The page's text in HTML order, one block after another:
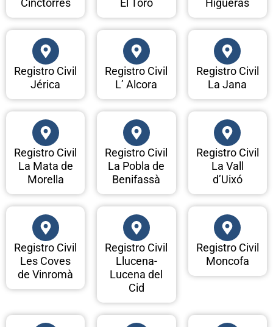
Cinctorres
El Toro
Higueras
Registro Civil
Jérica
Registro Civil
L’ Alcora
Registro Civil
La Jana
Registro Civil
La Mata de
Morella
Registro Civil
La Pobla de
Benifassà
Registro Civil
La Vall
d’Uixó
Registro Civil
Les Coves
de Vinromà
Registro Civil
Llucena-
Lucena del
Cid
Registro Civil
Moncofa